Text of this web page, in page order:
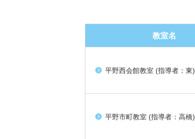
教室名
平野西会館教室 (指導者：東)
平野市町教室 (指導者：高橋)